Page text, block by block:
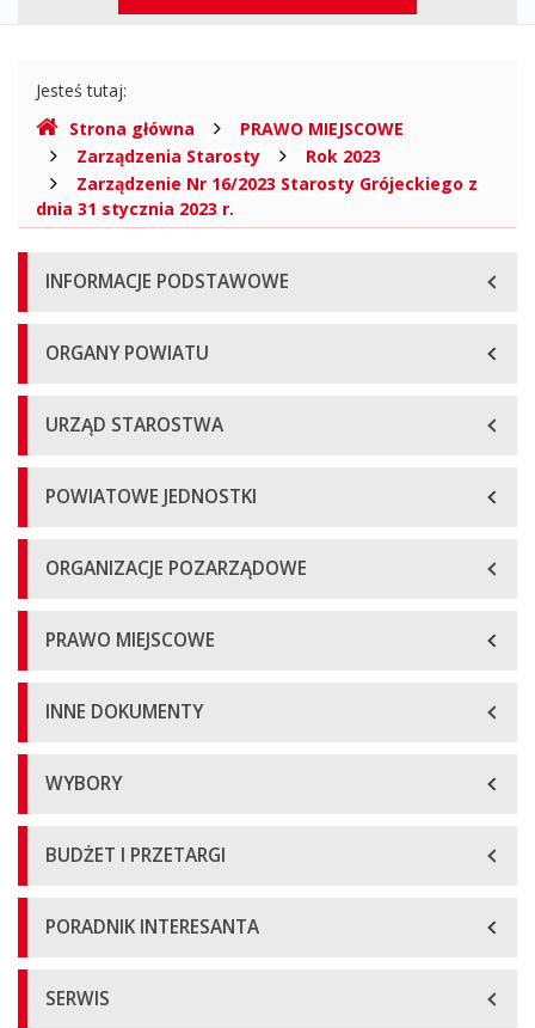
Grójecki
Województwo
mazowieckie,
Biuletyn
Informacji
Publicznej
Gdzie
jesteśmy
Jesteś tutaj:
Strona główna
PRAWO MIEJSCOWE
Zarządzenia Starosty
Rok 2023
Zarządzenie Nr 16/2023 Starosty Grójeckiego z
dnia 31 stycznia 2023 r.
Menu
główne
INFORMACJE PODSTAWOWE
ORGANY POWIATU
URZĄD STAROSTWA
POWIATOWE JEDNOSTKI
ORGANIZACJE POZARZĄDOWE
PRAWO MIEJSCOWE
INNE DOKUMENTY
WYBORY
BUDŻET I PRZETARGI
PORADNIK INTERESANTA
SERWIS